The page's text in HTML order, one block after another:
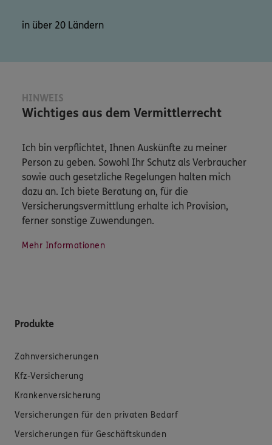
in über 20 Ländern
HINWEIS
Wichtiges aus dem Vermittlerrecht
Ich bin verpflichtet, Ihnen Auskünfte zu meiner
Person zu geben. Sowohl Ihr Schutz als Verbraucher
sowie auch gesetzliche Regelungen halten mich
dazu an. Ich biete Beratung an, für die
Versicherungsvermittlung erhalte ich Provision,
ferner sonstige Zuwendungen.
Mehr Informationen
Produkte
Zahnversicherungen
Kfz-Versicherung
Krankenversicherung
Versicherungen für den privaten Bedarf
Versicherungen für Geschäftskunden